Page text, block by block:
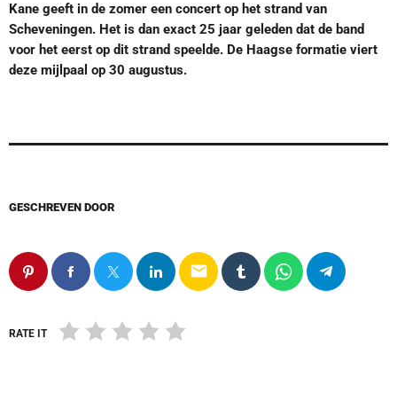
Kane geeft in de zomer een concert op het strand van
Scheveningen. Het is dan exact 25 jaar geleden dat de band
voor het eerst op dit strand speelde. De Haagse formatie viert
deze mijlpaal op 30 augustus.
GESCHREVEN DOOR
email
RATE IT